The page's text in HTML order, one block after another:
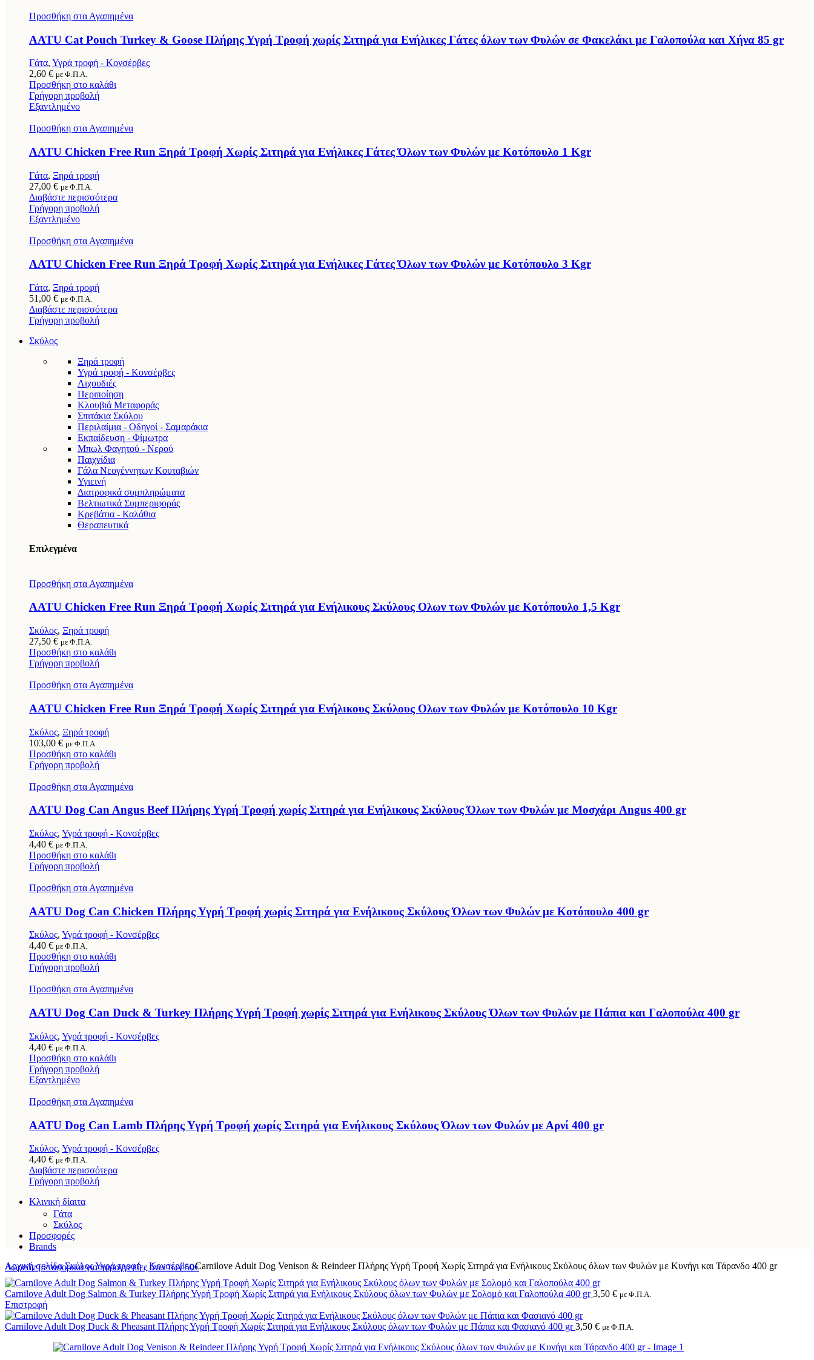
Προσθήκη στα Αγαπημένα
AATU Cat Pouch Turkey & Goose Πλήρης Υγρή Τροφή χωρίς Σιτηρά για Ενήλικες Γάτες όλων των Φυλών σε Φακελάκι με Γαλοπούλα και Χήνα 85 gr
Γάτα, Υγρά τροφή - Κονσέρβες
2,60 € με Φ.Π.Α.
Προσθήκη στο καλάθι
Γρήγορη προβολή
Εξαντλημένο
Προσθήκη στα Αγαπημένα
AATU Chicken Free Run Ξηρά Τροφή Χωρίς Σιτηρά για Ενήλικες Γάτες Όλων των Φυλών με Κοτόπουλο 1 Kgr
Γάτα, Ξηρά τροφή
27,00 € με Φ.Π.Α.
Διαβάστε περισσότερα
Γρήγορη προβολή
Εξαντλημένο
Προσθήκη στα Αγαπημένα
AATU Chicken Free Run Ξηρά Τροφή Χωρίς Σιτηρά για Ενήλικες Γάτες Όλων των Φυλών με Κοτόπουλο 3 Kgr
Γάτα, Ξηρά τροφή
51,00 € με Φ.Π.Α.
Διαβάστε περισσότερα
Γρήγορη προβολή
Σκύλος
Ξηρά τροφή
Υγρά τροφή - Κονσέρβες
Λιχουδιές
Περιποίηση
Κλουβιά Μεταφοράς
Σπιτάκια Σκύλου
Περιλαίμια - Οδηγοί - Σαμαράκια
Εκπαίδευση - Φίμωτρα
Μπωλ Φαγητού - Νερού
Παιχνίδια
Γάλα Νεογέννητων Κουταβιών
Υγιεινή
Διατροφικά συμπληρώματα
Βελτιωτικά Συμπεριφοράς
Κρεβάτια - Καλάθια
Θεραπευτικά
Επιλεγμένα
Προσθήκη στα Αγαπημένα
AATU Chicken Free Run Ξηρά Τροφή Χωρίς Σιτηρά για Ενήλικους Σκύλους Ολων των Φυλών με Κοτόπουλο 1,5 Kgr
Σκύλος, Ξηρά τροφή
27,50 € με Φ.Π.Α.
Προσθήκη στο καλάθι
Γρήγορη προβολή
Προσθήκη στα Αγαπημένα
AATU Chicken Free Run Ξηρά Τροφή Χωρίς Σιτηρά για Ενήλικους Σκύλους Ολων των Φυλών με Κοτόπουλο 10 Kgr
Σκύλος, Ξηρά τροφή
103,00 € με Φ.Π.Α.
Προσθήκη στο καλάθι
Γρήγορη προβολή
Προσθήκη στα Αγαπημένα
AATU Dog Can Angus Beef Πλήρης Υγρή Τροφή χωρίς Σιτηρά για Ενήλικους Σκύλους Όλων των Φυλών με Μοσχάρι Angus 400 gr
Σκύλος, Υγρά τροφή - Κονσέρβες
4,40 € με Φ.Π.Α.
Προσθήκη στο καλάθι
Γρήγορη προβολή
Προσθήκη στα Αγαπημένα
AATU Dog Can Chicken Πλήρης Υγρή Τροφή χωρίς Σιτηρά για Ενήλικους Σκύλους Όλων των Φυλών με Κοτόπουλο 400 gr
Σκύλος, Υγρά τροφή - Κονσέρβες
4,40 € με Φ.Π.Α.
Προσθήκη στο καλάθι
Γρήγορη προβολή
Προσθήκη στα Αγαπημένα
AATU Dog Can Duck & Turkey Πλήρης Υγρή Τροφή χωρίς Σιτηρά για Ενήλικους Σκύλους Όλων των Φυλών με Πάπια και Γαλοπούλα 400 gr
Σκύλος, Υγρά τροφή - Κονσέρβες
4,40 € με Φ.Π.Α.
Προσθήκη στο καλάθι
Γρήγορη προβολή
Εξαντλημένο
Προσθήκη στα Αγαπημένα
AATU Dog Can Lamb Πλήρης Υγρή Τροφή χωρίς Σιτηρά για Ενήλικους Σκύλους Όλων των Φυλών με Αρνί 400 gr
Σκύλος, Υγρά τροφή - Κονσέρβες
4,40 € με Φ.Π.Α.
Διαβάστε περισσότερα
Γρήγορη προβολή
Κλινική δίαιτα
Γάτα
Σκύλος
Προσφορές
Brands
Δωρεάν μεταφορικά για παραγγελίες άνω των 50€
Αρχική σελίδαΣκύλοςΥγρά τροφή - ΚονσέρβεςCarnilove Adult Dog Venison & Reindeer Πλήρης Υγρή Τροφή Χωρίς Σιτηρά για Ενήλικους Σκύλους όλων των Φυλών με Κυνήγι και Τάρανδο 400 gr
Carnilove Adult Dog Salmon & Turkey Πλήρης Υγρή Τροφή Χωρίς Σιτηρά για Ενήλικους Σκύλους όλων των Φυλών με Σολομό και Γαλοπούλα 400 gr3,50 € με Φ.Π.Α.
Επιστροφή
Carnilove Adult Dog Duck & Pheasant Πλήρης Υγρή Τροφή Χωρίς Σιτηρά για Ενήλικους Σκύλους όλων των Φυλών με Πάπια και Φασιανό 400 gr3,50 € με Φ.Π.Α.